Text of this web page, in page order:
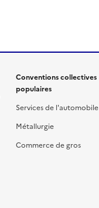
Conventions collectives
populaires
Services de l'automobile
Métallurgie
Commerce de gros